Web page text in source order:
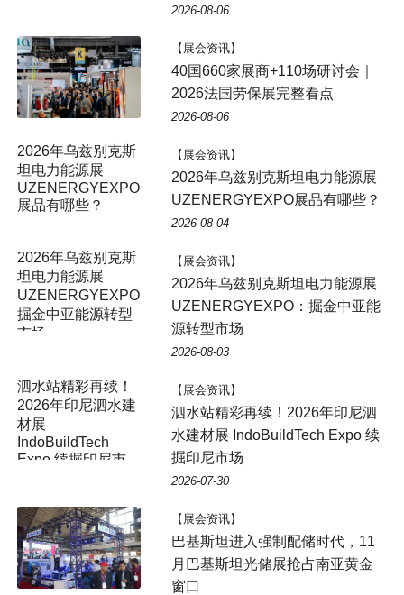
2026-08-06
【展会资讯】
40国660家展商+110场研讨会｜
2026法国劳保展完整看点
2026-08-06
2026年乌兹别克斯
坦电力能源展
UZENERGYEXPO
展品有哪些？
【展会资讯】
2026年乌兹别克斯坦电力能源展
UZENERGYEXPO展品有哪些？
2026-08-04
2026年乌兹别克斯
坦电力能源展
UZENERGYEXPO：
掘金中亚能源转型
市场
【展会资讯】
2026年乌兹别克斯坦电力能源展
UZENERGYEXPO：掘金中亚能
源转型市场
2026-08-03
【展会资讯】
泗水站精彩再续！2026年印尼泗
水建材展 IndoBuildTech Expo 续
掘印尼市场
2026-07-30
【展会资讯】
巴基斯坦进入强制配储时代，11
月巴基斯坦光储展抢占南亚黄金
窗口